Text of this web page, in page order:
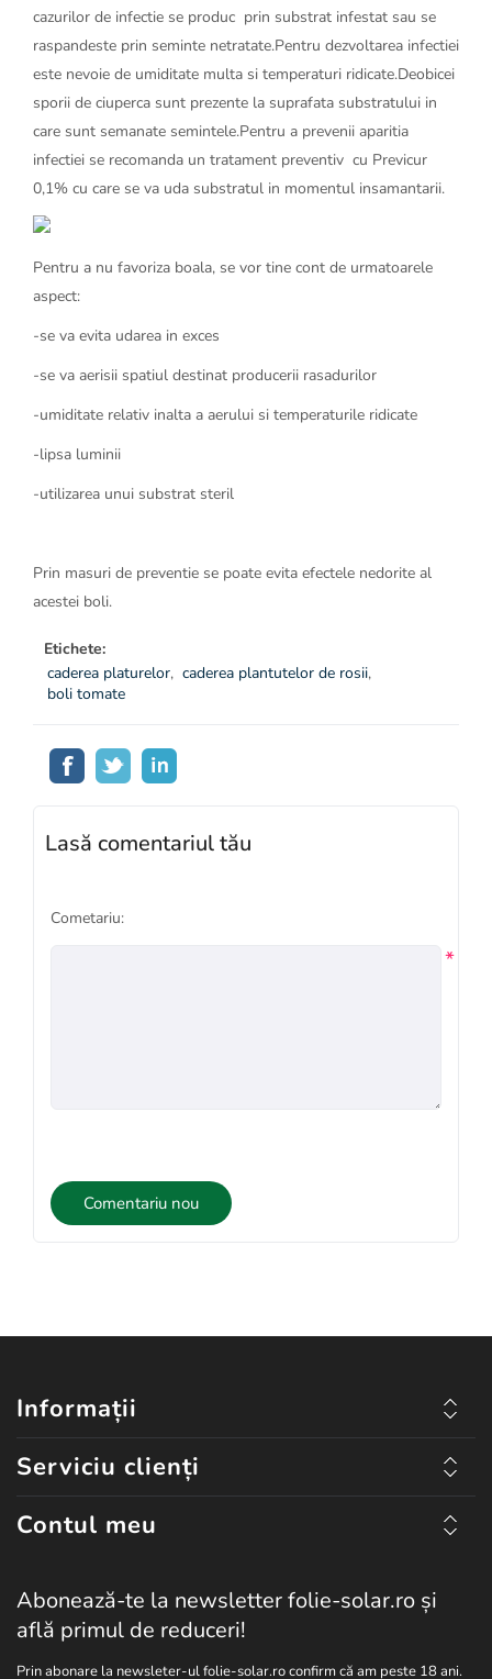
cazurilor de infectie se produc prin substrat infestat sau se
raspandeste prin seminte netratate.Pentru dezvoltarea infectiei
este nevoie de umiditate multa si temperaturi ridicate.Deobicei
sporii de ciuperca sunt prezente la suprafata substratului in
care sunt semanate semintele.Pentru a prevenii aparitia
infectiei se recomanda un tratament preventiv cu Previcur
0,1% cu care se va uda substratul in momentul insamantarii.
Pentru a nu favoriza boala, se vor tine cont de urmatoarele
aspect:
-se va evita udarea in exces
-se va aerisii spatiul destinat producerii rasadurilor
-umiditate relativ inalta a aerului si temperaturile ridicate
-lipsa luminii
-utilizarea unui substrat steril
Prin masuri de preventie se poate evita efectele nedorite al
acestei boli.
Etichete:
caderea platurelor, caderea plantutelor de rosii,
boli tomate
Lasă comentariul tău
Cometariu:
*
Comentariu nou
Informații
Serviciu clienți
Contul meu
Abonează-te la newsletter folie-solar.ro și
află primul de reduceri!
Prin abonare la newsleter-ul folie-solar.ro confirm că am peste 18 ani.